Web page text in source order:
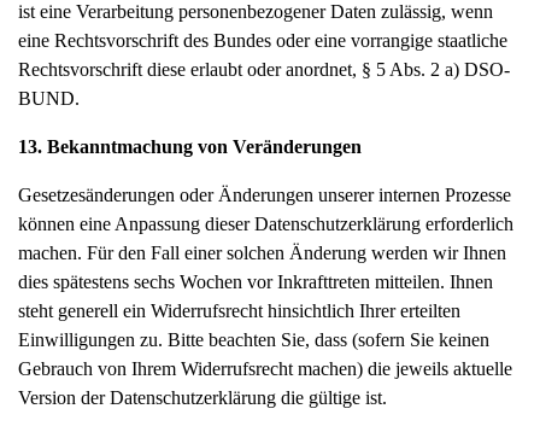
ist eine Verarbeitung personenbezogener Daten zulässig, wenn
eine Rechtsvorschrift des Bundes oder eine vorrangige staatliche
Rechtsvorschrift diese erlaubt oder anordnet, § 5 Abs. 2 a) DSO-
BUND.
13. Bekanntmachung von Veränderungen
Gesetzesänderungen oder Änderungen unserer internen Prozesse
können eine Anpassung dieser Datenschutzerklärung erforderlich
machen. Für den Fall einer solchen Änderung werden wir Ihnen
dies spätestens sechs Wochen vor Inkrafttreten mitteilen. Ihnen
steht generell ein Widerrufsrecht hinsichtlich Ihrer erteilten
Einwilligungen zu. Bitte beachten Sie, dass (sofern Sie keinen
Gebrauch von Ihrem Widerrufsrecht machen) die jeweils aktuelle
Version der Datenschutzerklärung die gültige ist.